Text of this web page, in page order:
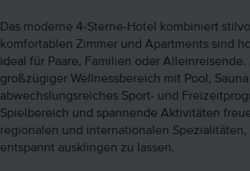
Das moderne 4-Sterne-Hotel kombiniert
komfortablen Zimmer und Apartments sind
ideal für Paare, Familien oder
großzügiger Wellnessbereich mit Pool,
abwechslungsreiches Sport- und
Spielbereich und spannende Aktivitäten
regionalen und internationalen
entspannt ausklingen zu lassen.